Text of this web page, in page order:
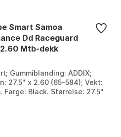
Smart Samoa
Dd Raceguard
2.60 Mtb-dekk
Gummiblanding: ADDIX;
27.5" x 2.60 (65-584); Vekt:
Farge: Black. Størrelse: 27.5"